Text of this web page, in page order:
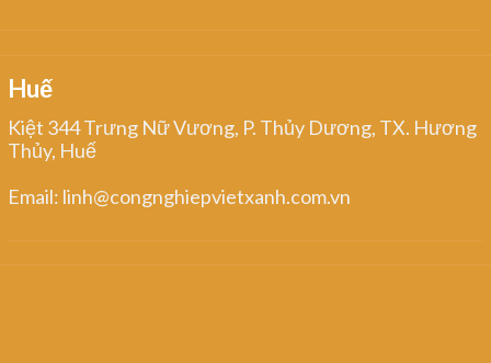
Huế
Kiệt 344 Trưng Nữ Vương, P. Thủy Dương, TX. Hương
Thủy, Huế
Email: linh@congnghiepvietxanh.com.vn